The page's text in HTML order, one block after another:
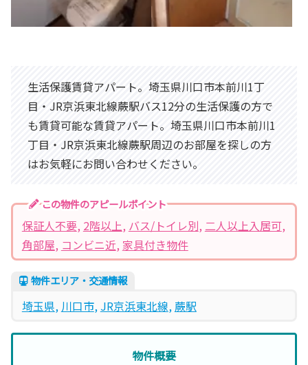
生活保護賃貸アパート。埼玉県川口市本前川1丁
目・JR京浜東北線蕨駅バス12分の生活保護の方で
も賃貸可能な賃貸アパート。埼玉県川口市本前川1
丁目・JR京浜東北線蕨駅周辺のお部屋を探しの方
はお気軽にお問い合わせください。
この物件のアピールポイント
保証人不要, 2階以上, バス/トイレ別, 二人以上入居可
角部屋, コンビニ近, 家具付き物件
物件エリア・交通情報
埼玉県, 川口市, JR京浜東北線, 蕨駅
物件概要